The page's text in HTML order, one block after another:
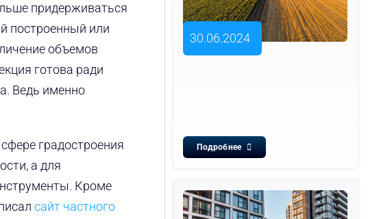
придерживаться
построенный или
объемов
готова ради
Ведь именно
градостроения
а для
Кроме
сайт частного
30.06.2024
Подробнее